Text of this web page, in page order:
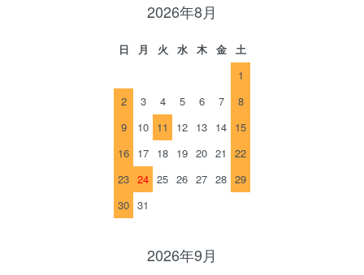
2026年8月
日 月 火 水 木 金
土
1
2
3 4 5 6 7
8
9
10 11 12 13 14 15
16 17 18 19 20 21
22
23 24 25 26 27 28 29
30 31
2026年9月